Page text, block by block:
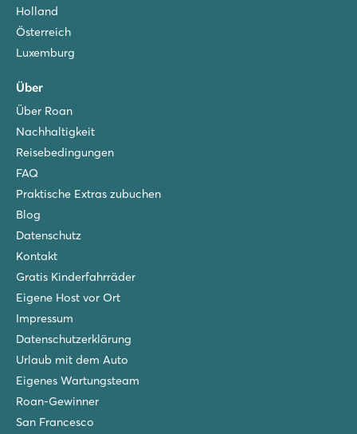
Holland
Österreich
Luxemburg
Über
Über Roan
Nachhaltigkeit
Reisebedingungen
FAQ
Praktische Extras zubuchen
Blog
Datenschutz
Kontakt
Gratis Kinderfahrräder
Eigene Host vor Ort
Impressum
Datenschutzerklärung
Urlaub mit dem Auto
Eigenes Wartungsteam
Roan-Gewinner
San Francesco